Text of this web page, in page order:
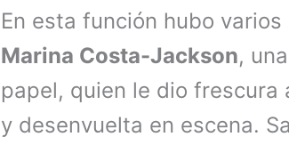
En esta función hubo
Marina Costa-Jackson,
papel, quien le dio
y desenvuelta en escena.